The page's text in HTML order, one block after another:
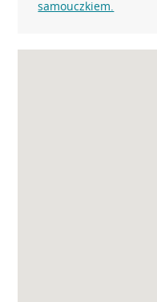
samouczkiem.